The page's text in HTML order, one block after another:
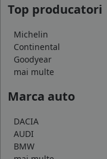
Top producatori
Michelin
Continental
Goodyear
mai multe
Marca auto
DACIA
AUDI
BMW